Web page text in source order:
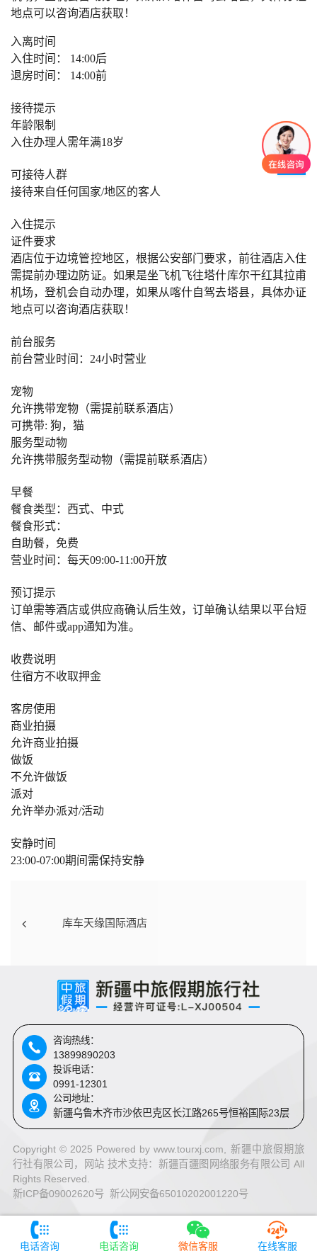
电话咨询 电话咨询 微信客服 在线客服
地点可以咨询酒店获取！
入离时间
入住时间： 14:00后
退房时间： 14:00前
接待提示
年龄限制
入住办理人需年满18岁
可接待人群
接待来自任何国家/地区的客人
入住提示
证件要求
酒店位于边境管控地区，根据公安部门要求，前往酒店入住
需提前办理边防证。如果是坐飞机飞往塔什库尔干红其拉甫
机场，登机会自动办理，如果从喀什自驾去塔县，具体办证
地点可以咨询酒店获取！
前台服务
前台营业时间：24小时营业
宠物
允许携带宠物（需提前联系酒店）
可携带: 狗，猫
服务型动物
允许携带服务型动物（需提前联系酒店）
早餐
餐食类型：西式、中式
餐食形式：
自助餐，免费
营业时间：每天09:00-11:00开放
预订提示
订单需等酒店或供应商确认后生效，订单确认结果以平台短
信、邮件或app通知为准。
收费说明
住宿方不收取押金
客房使用
商业拍摄
允许商业拍摄
做饭
不允许做饭
派对
允许举办派对/活动
安静时间
23:00-07:00期间需保持安静
库车天缘国际酒店
咨询热线：
13899890203
投诉电话：
0991-12301
公司地址：
新疆乌鲁木齐市沙依巴克区长江路265号恒裕国际23层
Copyright © 2025 Powered by www.tourxj.com, 新疆中旅假期旅
行社有限公司，网站 技术支持： 新疆百疆图网络服务有限公司 All
Rights Reserved.
新ICP备09002620号 新公网安备65010202001220号